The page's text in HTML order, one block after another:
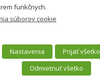
funkčnych.
súborov cookie
Nastavenia
Prijať všetko
Odmietnuť všetko